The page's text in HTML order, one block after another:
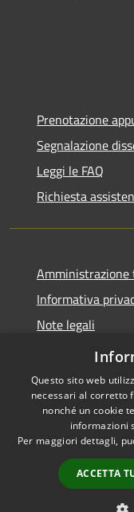
Prenotazione
Segnalazione
Leggi le FAQ
Richiesta
Informativa
Note legali
Dichiarazione di
Accessibilità
Questo sito web
necessari al corretto
nonché un cookie
informazioni
Per maggiori dettagli,
ACCETTA